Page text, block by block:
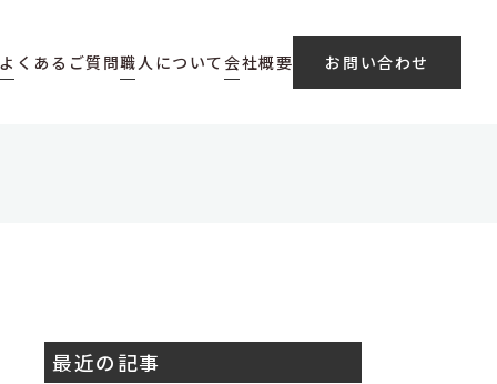
よくあるご質問職人について会社概要 お問い合わせ
最近の記事